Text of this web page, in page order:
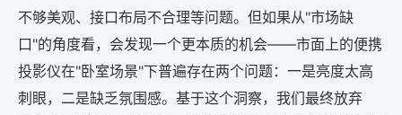
不够美观、接口布局不合理等问题。但如果从"市场缺
口"的角度看，会发现一个更本质的机会——市面上的便携
投影仪在"卧室场景"下普遍存在两个问题：一是亮度太高
刺眼，二是缺乏氛围感。基于这个洞察，我们最终放弃